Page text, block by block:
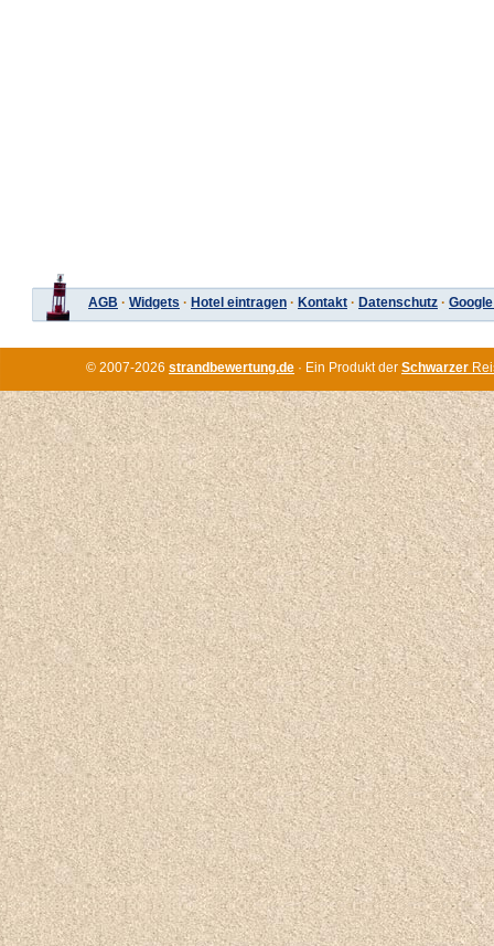
AGB · Widgets · Hotel eintragen · Kontakt · Datenschutz ·
© 2007-2026 strandbewertung.de · Ein Produkt der Schwarzer